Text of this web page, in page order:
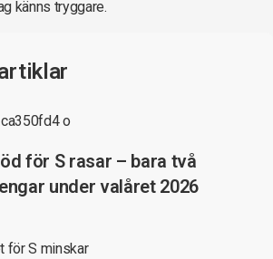
känns tryggare.
för S rasar – bara två
under valåret 2026
för S minskar